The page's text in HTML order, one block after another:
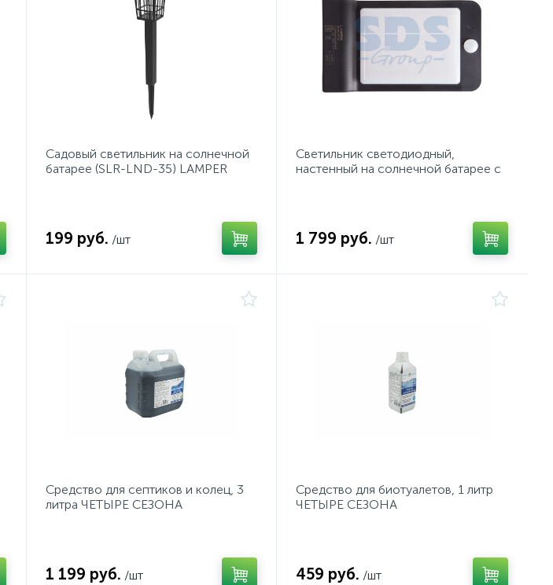
Садовый светильник на солнечной
батарее (SLR-LND-35) LAMPER
199 руб. /шт
Светильник светодиодный,
настенный на солнечной батарее с
1 799 руб. /шт
Средство для септиков и колец, 3
литра ЧЕТЫРЕ СЕЗОНА
1 199 руб. /шт
Средство для биотуалетов, 1 литр
ЧЕТЫРЕ СЕЗОНА
459 руб. /шт